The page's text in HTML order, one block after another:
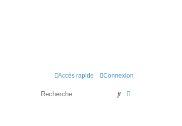
Connexion
Accès rapide
Rechercher